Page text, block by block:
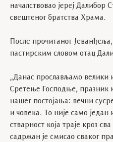
началствовао јереј Далибор
свештеног братства Храма.
После прочитаног
пастирским словом отац
„Данас прослављамо велики
Сретење Господње, празник
нашег постојања: вечни
и човека. То није само један
стварност која траје кроз
садржан је смисао сваког